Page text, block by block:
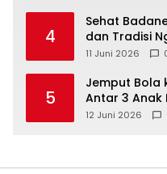
4
‎Sehat
dan Tradisi
Bangka
11 Juni 2026
5
Jemput Bola
Antar 3 Anak
Kuliah
12 Juni 2026